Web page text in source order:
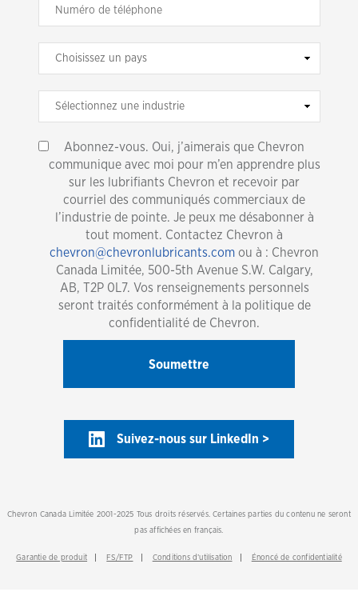
Abonnez-vous. Oui, j’aimerais que Chevron
communique avec moi pour m’en apprendre plus
sur les lubrifiants Chevron et recevoir par
courriel des communiqués commerciaux de
l’industrie de pointe. Je peux me désabonner à
tout moment. Contactez Chevron à
chevron@chevronlubricants.com ou à : Chevron
Canada Limitée, 500-5th Avenue S.W. Calgary,
AB, T2P 0L7. Vos renseignements personnels
seront traités conformément à la politique de
confidentialité de Chevron.
Suivez-nous sur LinkedIn >
Chevron Canada Limitée 2001-2025 Tous droits réservés. Certaines parties du contenu ne seront
pas affichées en français.
Garantie de produit FS/FTP Conditions d’utilisation Énoncé de confidentialité